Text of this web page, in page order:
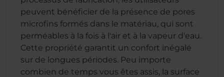
peuvent bénéficier de la présence de pores
microfins formés dans le matériau, qui sont
perméables à la fois à l'air et à la vapeur d'eau.
Cette propriété garantit un confort inégalé
sur de longues périodes. Peu importe
combien de temps vous êtes assis, la surface